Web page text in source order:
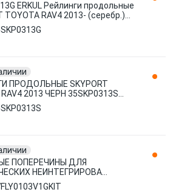
ERKUL Рейлинги продольные
TOYOTA RAV4 2013- (серебр.)
051119/0008993/1
ПРОДОЛЬНЫЕ SKYPORT
2013 ЧЕРН 35SKP0313S
ПОПЕРЕЧИНЫ ДЛЯ
НЕИНТЕГРИРОВА
ERKUL